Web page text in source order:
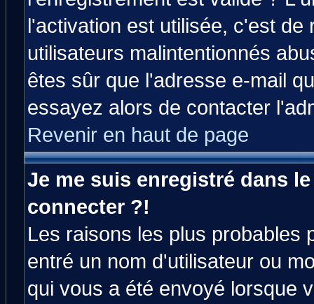
l'activation est utilisée, c'est
utilisateurs malintentionnés
êtes sûr que l'adresse e-mail
essayez alors de contacter
Revenir en haut de page
Je me suis enregistré dans
connecter ?!
Les raisons les plus probables
entré un nom d'utilisateur ou
qui vous a été envoyé lorsque